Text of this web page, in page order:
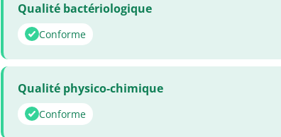
Qualité bactériologique
Conforme
Qualité physico-chimique
Conforme